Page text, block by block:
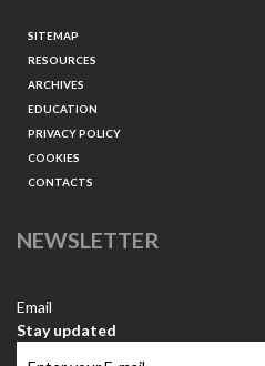
SITEMAP
RESOURCES
ARCHIVES
EDUCATION
PRIVACY POLICY
COOKIES
CONTACTS
NEWSLETTER
Email
Stay updated